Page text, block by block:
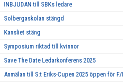
INBJUDAN till SBKs ledare
Solbergaskolan stängd
Kansliet stäng
Symposium riktad till kvinnor
Save The Date Ledarkonferens 2025
Anmälan till S:t Eriks-Cupen 2025 öppen för F/